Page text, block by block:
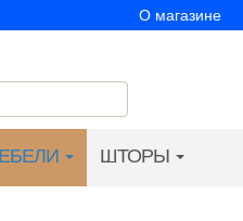
О магазине
ШТОРЫ